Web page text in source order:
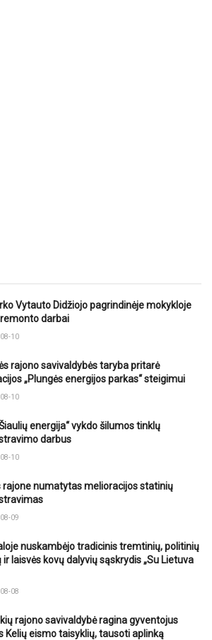
Vytauto Didžiojo pagrindinėje mokykloje
darbai
10
rajono savivaldybės taryba pritarė
„Plungės energijos parkas“ steigimui
10
energija“ vykdo šilumos tinklų
darbus
10
rajone numatytas melioracijos statinių
09
nuskambėjo tradicinis tremtinių, politinių
ir laisvės kovų dalyvių sąskrydis „Su Lietuva
08
rajono savivaldybė ragina gyventojus
Kelių eismo taisyklių, tausoti aplinką